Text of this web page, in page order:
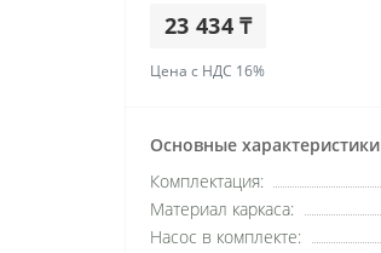
23 434 ₸
Цена с НДС 16%
Основные характеристики
Комплектация:
Материал каркаса:
Насос в комплекте: